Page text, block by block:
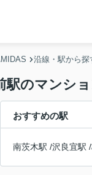
沿線・駅から探
駅のマンシ
おすすめの駅
南茨木駅 /沢良宜駅 /